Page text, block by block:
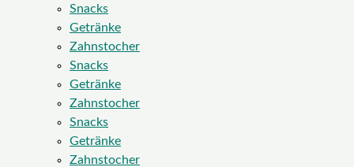
Snacks
Getränke
Zahnstocher
Snacks
Getränke
Zahnstocher
Snacks
Getränke
Zahnstocher